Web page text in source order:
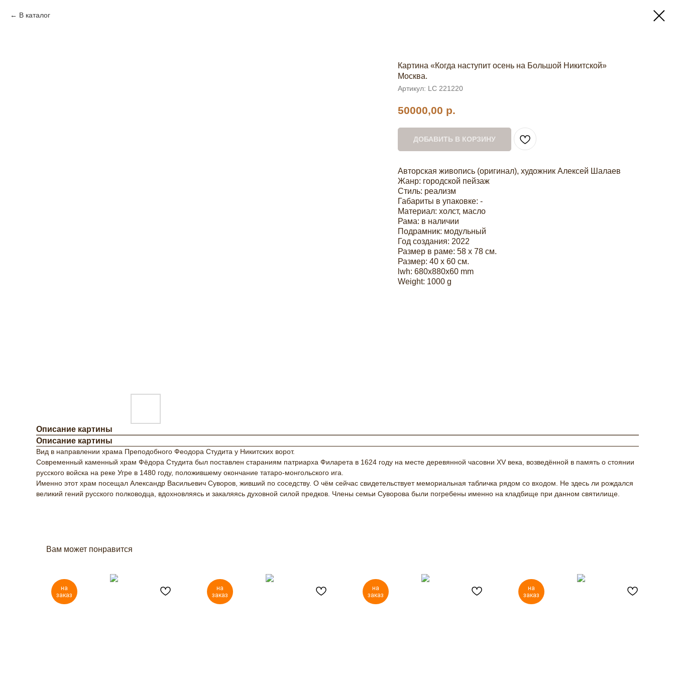
В каталог
Картина «Когда наступит осень на Большой Никитской»
Москва.
Артикул: LC 221220
50000,00 р.
ДОБАВИТЬ В КОРЗИНУ
Авторская живопись (оригинал), художник Алексей Шалаев
Жанр: городской пейзаж
Стиль: реализм
Габариты в упаковке: -
Материал: холст, масло
Рама: в наличии
Подрамник: модульный
Год создания: 2022
Размер в раме: 58 х 78 см.
Размер: 40 х 60 см.
lwh: 680x880x60 mm
Weight: 1000 g
Описание картины
Описание картины
Вид в направлении храма Преподобного Феодора Студита у Никитских ворот.
Современный каменный храм Фёдора Студита был поставлен стараниям патриарха Филарета в 1624 году на месте деревянной часовни XV века, возведённой в память о стоянии
русского войска на реке Угре в 1480 году, положившему окончание татаро-монгольского ига.
Именно этот храм посещал Александр Васильевич Суворов, живший по соседству. О чём сейчас свидетельствует мемориальная табличка рядом со входом. Не здесь ли рождался
великий гений русского полководца, вдохновляясь и закаляясь духовной силой предков. Члены семьи Суворова были погребены именно на кладбище при данном святилище.
Вам может понравится
на
заказ
на
заказ
на
заказ
на
заказ